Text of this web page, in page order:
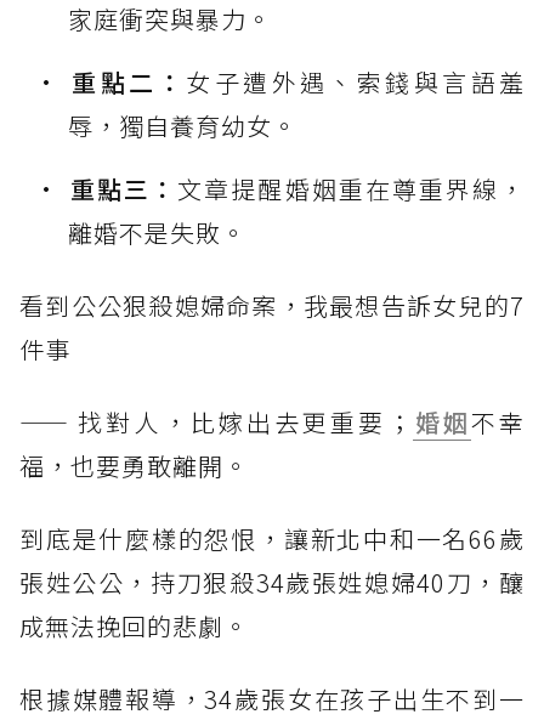
家庭衝突與暴力。
重點二： 女子遭外遇、索錢與言語羞
辱，獨自養育幼女。
重點三： 文章提醒婚姻重在尊重界線，
離婚不是失敗。
看到公公狠殺媳婦命案，我最想告訴女兒的7
件事
—— 找對人，比嫁出去更重要； 婚姻不幸
福，也要勇敢離開。
到底是什麼樣的怨恨，讓新北中和一名66歲
張姓公公，持刀狠殺34歲張姓媳婦40刀，釀
成無法挽回的悲劇。
根據媒體報導，34歲張女在孩子出生不到一